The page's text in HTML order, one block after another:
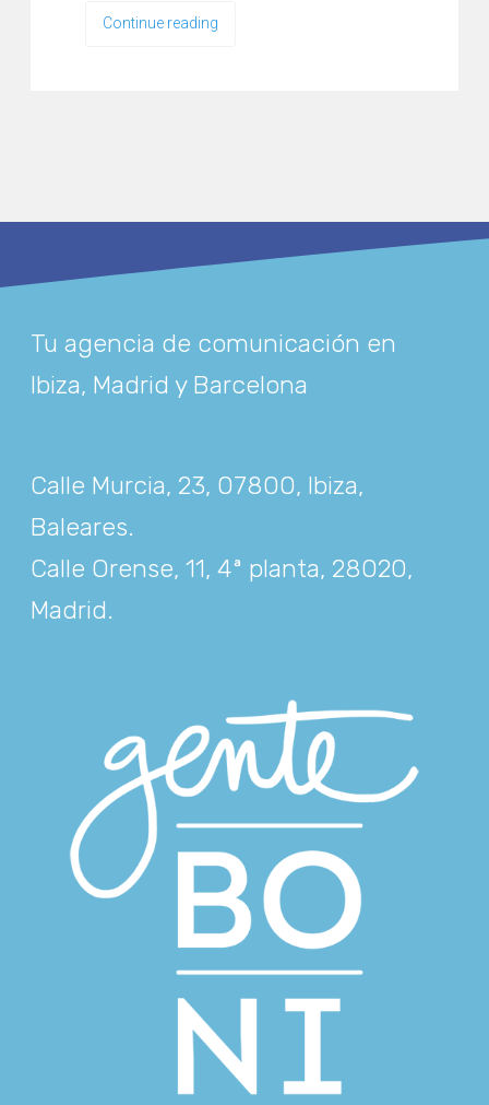
Continue reading
Tu agencia de comunicación en
Ibiza, Madrid y Barcelona
Calle Murcia, 23, 07800, Ibiza,
Baleares.
Calle Orense, 11, 4ª planta, 28020,
Madrid.